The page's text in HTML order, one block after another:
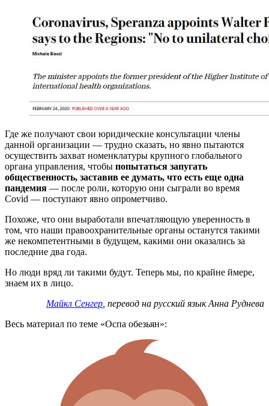
Где же получают свои юридические консультации члены
данной организации — трудно сказать, но явно пытаются
осуществить захват номенклатуры крупного глобального
органа управления, чтобы попытаться запугать
общественность, заставив ее думать, что есть еще одна
пандемия — после роли, которую они сыграли во время
Covid — поступают явно опрометчиво.
Похоже, что они выработали впечатляющую уверенность в
том, что наши правоохранительные органы останутся такими
же некомпетентными в будущем, какими они оказались за
последние два года.
Но люди вряд ли такими будут. Теперь мы, по крайне ймере,
знаем их в лицо.
Майкл Сенгер , перевод на русский язык Анна Руднева
Весь материал по теме «Оспа обезьян»: